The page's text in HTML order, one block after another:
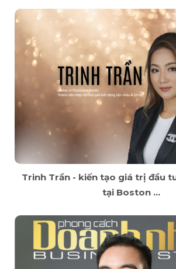
Trinh Trần - kiến tạo giá trị đầu
tại Boston ...